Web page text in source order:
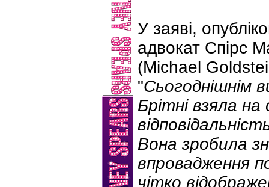
У заяві,
адвокат Спірс
(Michael
"Сьогоднішнім
Брітні взяла на
Вона зробила
впровадження
чітко